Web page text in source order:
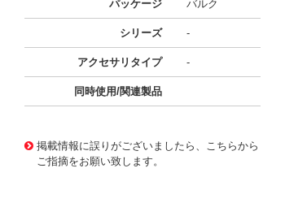
パッケージ バルク
シリーズ -
アクセサリタイプ -
同時使用/関連製品
掲載情報に誤りがございましたら、こちらから
ご指摘をお願い致します。